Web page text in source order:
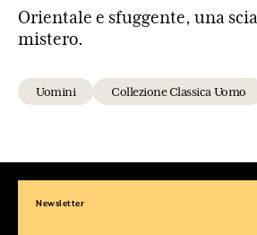
Orientale e sfuggente, una
mistero.
Uomini Collezione Classica Uomo
Newsletter